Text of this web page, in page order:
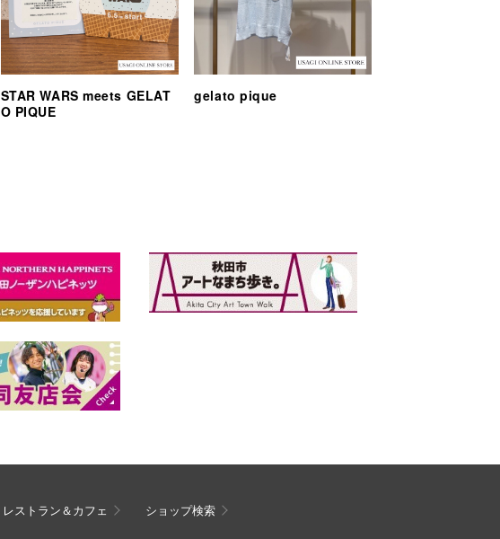
STAR WARS meets GELAT
O PIQUE
gelato pique
レストラン＆カフェ ショップ検索